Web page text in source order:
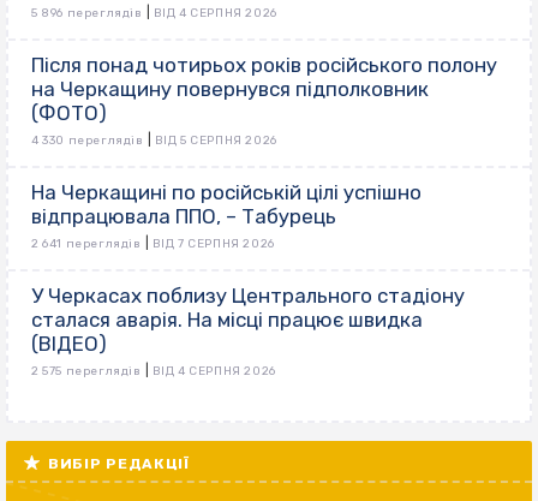
5 896 переглядів ВІД 4 СЕРПНЯ 2026
Після понад чотирьох років російського полону
на Черкащину повернувся підполковник
(ФОТО)
4 330 переглядів ВІД 5 СЕРПНЯ 2026
На Черкащині по російській цілі успішно
відпрацювала ППО, – Табурець
2 641 переглядів ВІД 7 СЕРПНЯ 2026
У Черкасах поблизу Центрального стадіону
сталася аварія. На місці працює швидка
(ВІДЕО)
2 575 переглядів ВІД 4 СЕРПНЯ 2026
ВИБІР РЕДАКЦІЇ